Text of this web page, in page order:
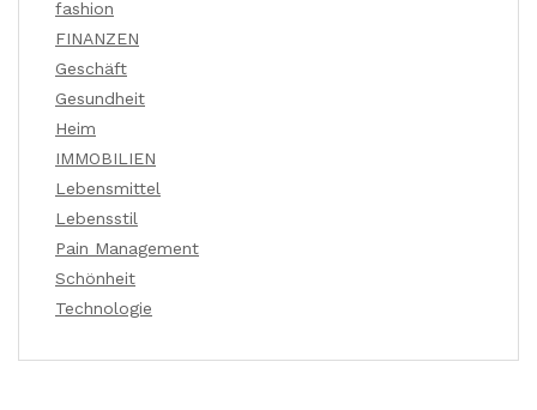
fashion
FINANZEN
Geschäft
Gesundheit
Heim
IMMOBILIEN
Lebensmittel
Lebensstil
Pain Management
Schönheit
Technologie